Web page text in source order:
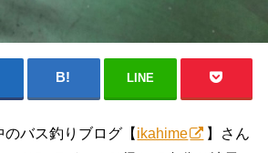
LINE
バス釣りブログ【ikahime
】さん